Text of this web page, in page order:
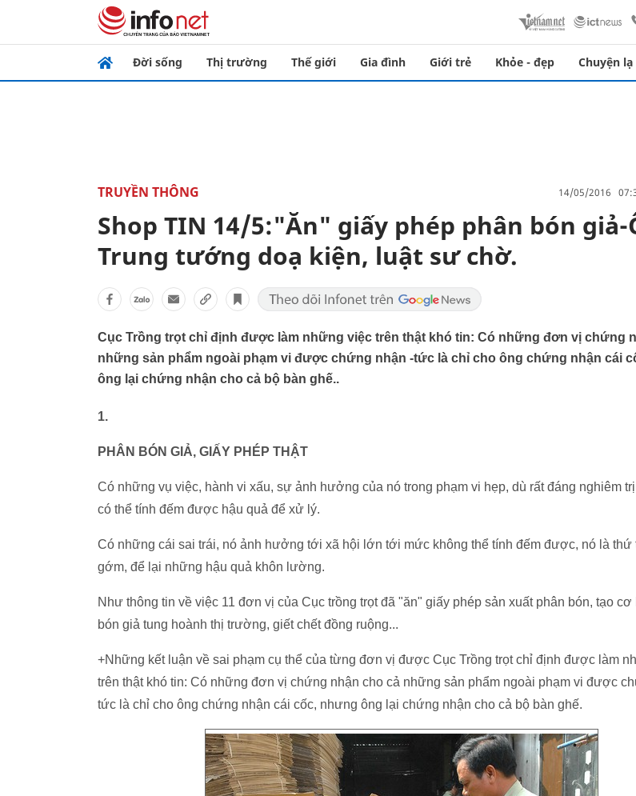
Đời sống Thị trường Thế giới Gia đình Giới trẻ Khỏe - đẹp Chuyện lạ
TRUYỀN THÔNG 14/05/2016
Shop TIN 14/5:"Ăn" giấy phép phân bón giả-
Trung tướng doạ kiện, luật sư chờ.
Cục Trồng trọt chỉ định được làm những việc trên thật khó tin: Có những đơn vị chứng
những sản phẩm ngoài phạm vi được chứng nhận -tức là chỉ cho ông chứng nhận cái
ông lại chứng nhận cho cả bộ bàn ghế..
1.
PHÂN BÓN GIẢ, GIẤY PHÉP THẬT
Có những vụ việc, hành vi xấu, sự ảnh hưởng của nó trong phạm vi hẹp, dù rất đáng nghiêm
có thể tính đếm được hậu quả để xử lý.
Có những cái sai trái, nó ảnh hưởng tới xã hội lớn tới mức không thể tính đếm được, nó là
gớm, để lại những hậu quả khôn lường.
Như thông tin về việc 11 đơn vị của Cục trồng trọt đã "ăn" giấy phép sản xuất phân bón, tạo cơ
bón giả tung hoành thị trường, giết chết đồng ruộng...
+Những kết luận về sai phạm cụ thể của từng đơn vị được Cục Trồng trọt chỉ định được làm
trên thật khó tin: Có những đơn vị chứng nhận cho cả những sản phẩm ngoài phạm vi được
tức là chỉ cho ông chứng nhận cái cốc, nhưng ông lại chứng nhận cho cả bộ bàn ghế.